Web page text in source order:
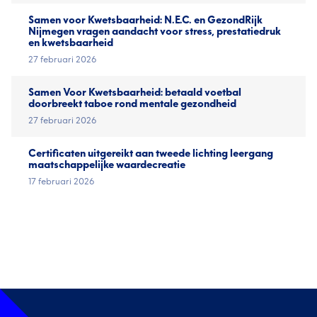
Samen voor Kwetsbaarheid: N.E.C. en GezondRijk
Nijmegen vragen aandacht voor stress, prestatiedruk
en kwetsbaarheid
27 februari 2026
Samen Voor Kwetsbaarheid: betaald voetbal
doorbreekt taboe rond mentale gezondheid
27 februari 2026
Certificaten uitgereikt aan tweede lichting leergang
maatschappelijke waardecreatie
17 februari 2026